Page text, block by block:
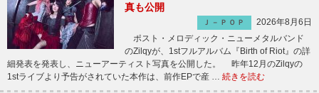
真も公開
Ｊ－ＰＯＰ
2026年8月6日
ポスト・メロディック・ニューメタルバンド
のZilqyが、1stフルアルバム『Birth of Riot』の詳
細発表を発表し、ニューアーティスト写真を公開した。 昨年12月のZilqyの
1stライブより予告がされていた本作は、前作EPで産 … 続きを読む